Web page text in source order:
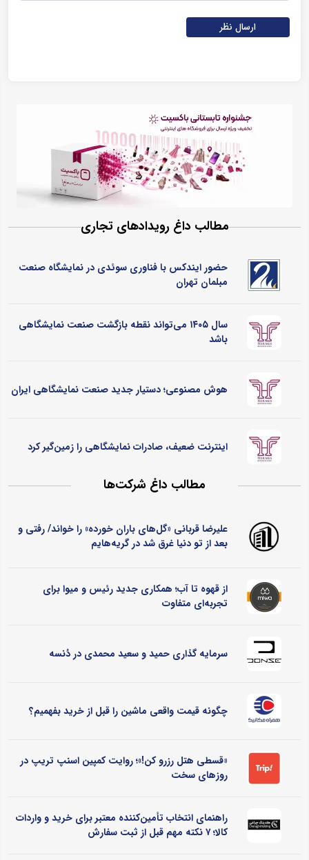
ارسال نظر
مطالب داغ رویدادهای تجاری
حضور ایندکس با فناوری سوئدی در نمایشگاه صنعت
مبلمان تهران
سال ۱۴۰۵ می‌تواند نقطه بازگشت صنعت نمایشگاهی
باشد
هوش مصنوعی؛ دستیار جدید صنعت نمایشگاهی ایران
اینترنت ضعیف، صادرات نمایشگاهی را زمین‌گیر کرد
مطالب داغ شرکت‌ها
علیرضا قربانی «گل‌های باران خورده» را خواند/ رفتی و
بعد از تو دنیا غرق شد در گریه‌هایم
از قهوه تا آب؛ همکاری جدید رئیس و میوا برای
تجربه‌ای متفاوت
سرمایه گذاری حمید و سعید محمدی در دُنسه
چگونه قیمت واقعی ماشین را قبل از خرید بفهمیم؟
«قسطی هتل رزرو کن!»؛ روایت کمپین اسنپ تریپ در
روزهای سخت
راهنمای انتخاب تأمین‌کننده معتبر برای خرید و واردات
کالا؛ ۷ نکته مهم قبل از ثبت سفارش